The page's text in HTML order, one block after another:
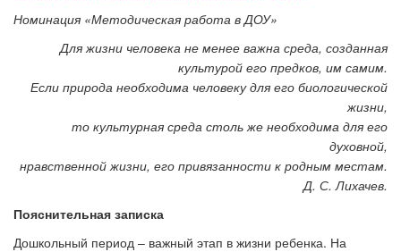
Номинация «Методическая работа в ДОУ»
Для жизни человека не менее важна среда, созданная
культурой его предков, им самим.
Если природа необходима человеку для его биологической
жизни,
то культурная среда столь же необходима для его
духовной,
нравственной жизни, его привязанности к родным местам.
Д. С. Лихачев.
Пояснительная записка
Дошкольный период – важный этап в жизни ребенка. На